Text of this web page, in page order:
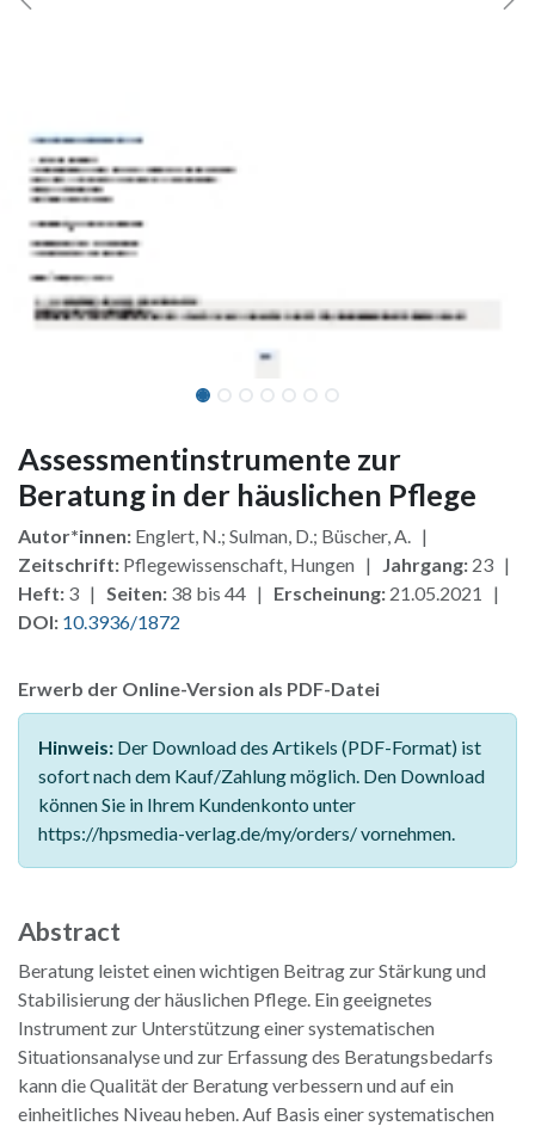
Assessmentinstrumente zur
Beratung in der häuslichen Pflege
Autor*innen: Englert, N.; Sulman, D.; Büscher, A. |
Zeitschrift: Pflegewissenschaft, Hungen | Jahrgang: 23 |
Heft: 3 | Seiten: 38 bis 44 | Erscheinung: 21.05.2021 |
DOI: 10.3936/1872
Erwerb der Online-Version als PDF-Datei
Hinweis: Der Download des Artikels (PDF-Format) ist
sofort nach dem Kauf/Zahlung möglich. Den Download
können Sie in Ihrem Kundenkonto unter
https://hpsmedia-verlag.de/my/orders/ vornehmen.
Abstract
Beratung leistet einen wichtigen Beitrag zur Stärkung und
Stabilisierung der häuslichen Pflege. Ein geeignetes
Instrument zur Unterstützung einer systematischen
Situationsanalyse und zur Erfassung des Beratungsbedarfs
kann die Qualität der Beratung verbessern und auf ein
einheitliches Niveau heben. Auf Basis einer systematischen